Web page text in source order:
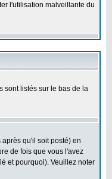
l'utilisation malveillante du
sont listés sur le bas de la
qu'il soit posté) en
de fois que vous l'avez
et pourquoi). Veuillez noter